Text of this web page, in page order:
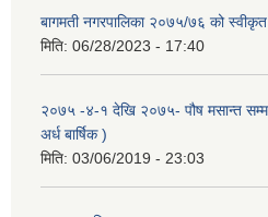
बागमती नगरपालिका २०७५/७६ को
मिति: 06/28/2023 - 17:40
२०७५ -४-१ देखि २०७५- पौष मसान्त
अर्ध बार्षिक )
मिति: 03/06/2019 - 23:03